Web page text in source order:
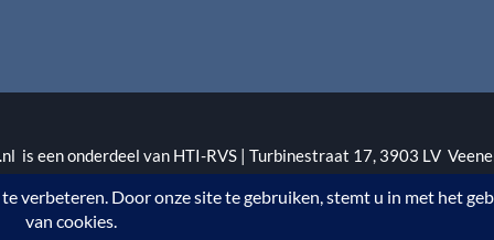
is een onderdeel van HTI-RVS | Turbinestraat 17, 3903 LV